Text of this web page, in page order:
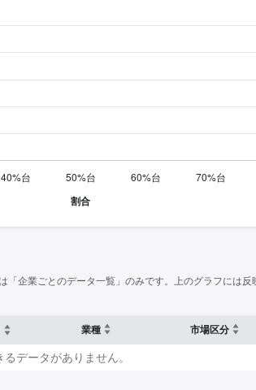
「企業ごとのデータ一覧」のみです。上のグラフには反
業種 市場区分
データがありません。